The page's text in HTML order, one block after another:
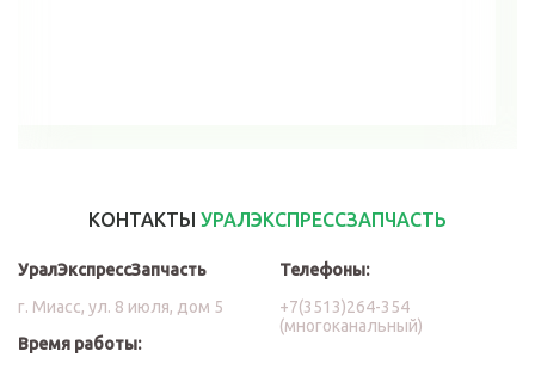
КОНТАКТЫ УРАЛЭКСПРЕССЗАПЧАСТЬ
УралЭкспрессЗапчасть
г. Миасс, ул. 8 июля, дом 5
Время работы:
Телефоны:
+7(3513)264-354
(многоканальный)